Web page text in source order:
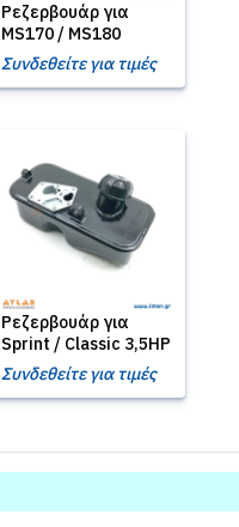
Ρεζερβουάρ για
MS170 / MS180
Συνδεθείτε για τιμές
Ρεζερβουάρ για
Sprint / Classic 3,5HP
Συνδεθείτε για τιμές